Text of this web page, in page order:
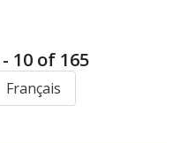
10 of 165
Français